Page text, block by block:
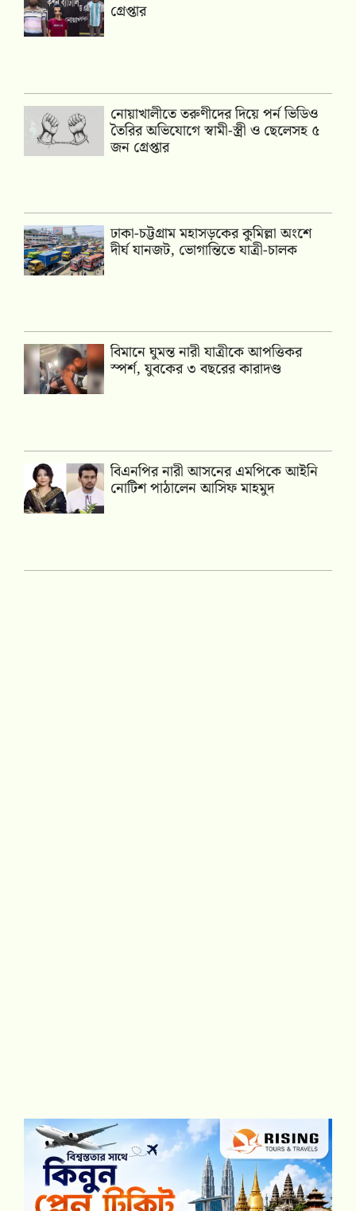
গ্রেপ্তার
নোয়াখালীতে তরুণীদের দিয়ে পর্ন ভিডিও
তৈরির অভিযোগে স্বামী-স্ত্রী ও ছেলেসহ ৫
জন গ্রেপ্তার
ঢাকা-চট্টগ্রাম মহাসড়কের কুমিল্লা অংশে
দীর্ঘ যানজট, ভোগান্তিতে যাত্রী-চালক
বিমানে ঘুমন্ত নারী যাত্রীকে আপত্তিকর
স্পর্শ, যুবকের ৩ বছরের কারাদণ্ড
বিএনপির নারী আসনের এমপিকে আইনি
নোটিশ পাঠালেন আসিফ মাহমুদ